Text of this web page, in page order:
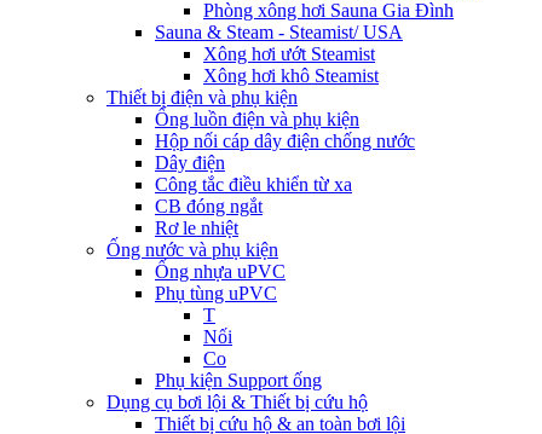
Phòng xông hơi Sauna Gia Đình
Sauna & Steam - Steamist/ USA
Xông hơi ướt Steamist
Xông hơi khô Steamist
Thiết bị điện và phụ kiện
Ống luồn điện và phụ kiện
Hộp nối cáp dây điện chống nước
Dây điện
Công tắc điều khiển từ xa
CB đóng ngắt
Rơ le nhiệt
Ống nước và phụ kiện
Ống nhựa uPVC
Phụ tùng uPVC
T
Nối
Co
Phụ kiện Support ống
Dụng cụ bơi lội & Thiết bị cứu hộ
Thiết bị cứu hộ & an toàn bơi lội